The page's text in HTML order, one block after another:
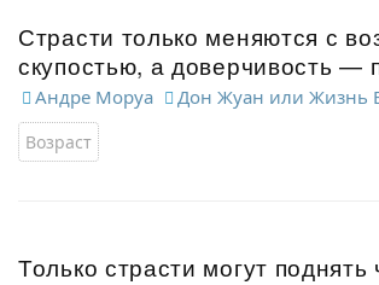
Страсти только меняются с
скупостью, а доверчивость —
Андре Моруа Дон Жуан или Жизнь
Возраст
Только страсти могут